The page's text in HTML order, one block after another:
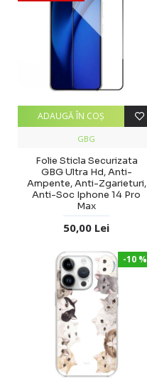
GBG
Folie Sticla Securizata
GBG Ultra Hd, Anti-
Ampente, Anti-Zgarieturi,
Anti-Soc Iphone 14 Pro
Max
50,00 Lei
ADAUGĂ ÎN COŞ
-10 %